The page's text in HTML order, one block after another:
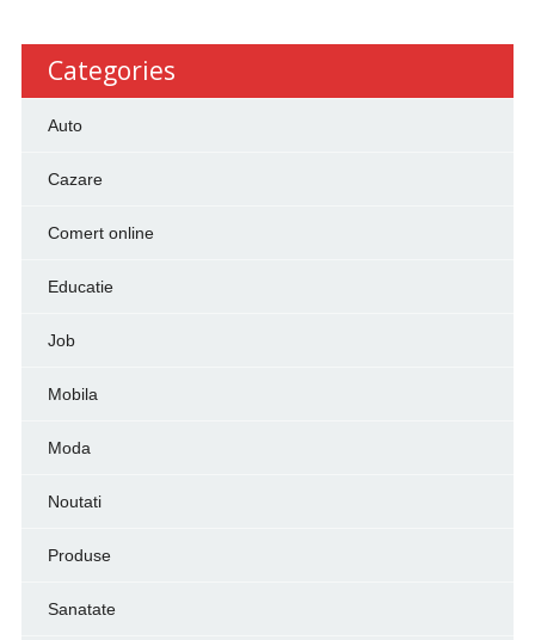
Categories
Auto
Cazare
Comert online
Educatie
Job
Mobila
Moda
Noutati
Produse
Sanatate